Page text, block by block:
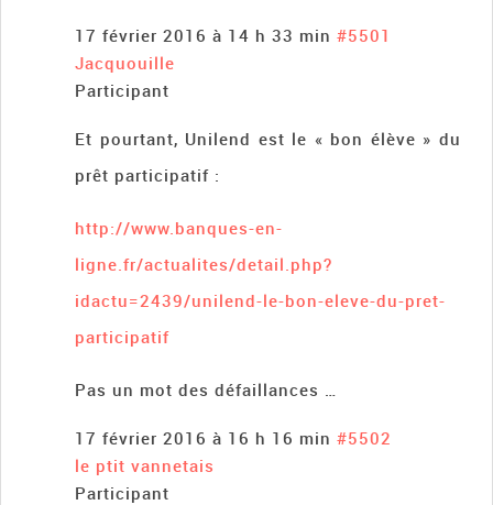
17 février 2016 à 14 h 33 min #5501
Jacquouille
Participant
Et pourtant, Unilend est le « bon élève » du
prêt participatif :
http://www.banques-en-
ligne.fr/actualites/detail.php?
idactu=2439/unilend-le-bon-eleve-du-pret-
participatif
Pas un mot des défaillances …
17 février 2016 à 16 h 16 min #5502
le ptit vannetais
Participant